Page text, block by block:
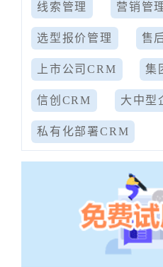
线索管理 营销管
选型报价管理 售
上市公司CRM 集
信创CRM 大中型
私有化部署CRM